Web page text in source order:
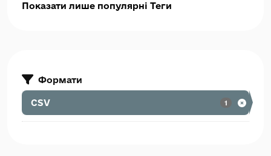
Показати лише популярні Теги
Формати
CSV 1